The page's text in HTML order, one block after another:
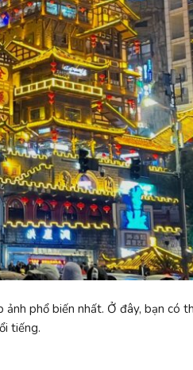
phổ biến nhất. Ở đây, bạn có
tiếng.